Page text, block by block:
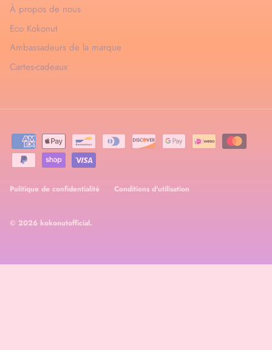
À propos de nous
Eco Kokonut
Ambassadeurs de la marque
Cartes-cadeaux
Politique de confidentialité Conditions d'utilisation
© 2026 kokonutofficial.